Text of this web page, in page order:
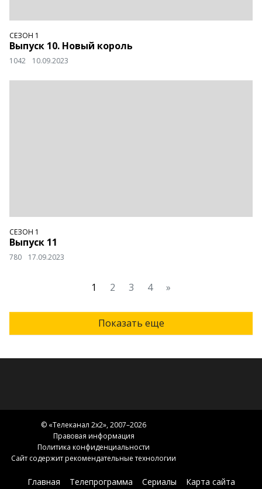
СЕЗОН 1
Выпуск 10. Новый король
1042 10.09.2023
СЕЗОН 1
Выпуск 11
780 17.09.2023
1 2 3 4 »
Показать еще
© «Телеканал 2x2», 2007–2026
Правовая информация
Политика конфиденциальности
Сайт содержит рекомендательные технологии
Главная Телепрограмма Сериалы Карта сайта